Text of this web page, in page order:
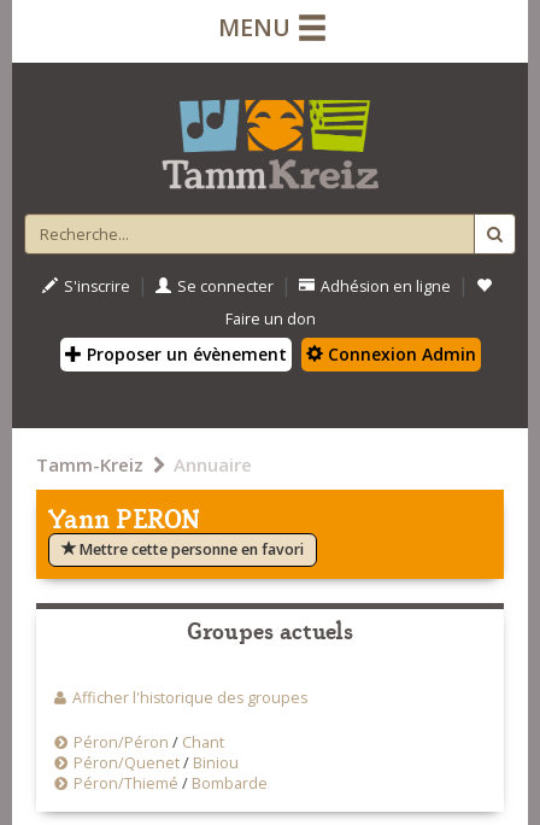
MENU
S'inscrire | Se connecter | Adhésion en ligne |
Faire un don
Proposer un évènement Connexion Admin
Tamm-Kreiz Annuaire
Yann PERON
Mettre cette personne en favori
Groupes actuels
Afficher l'historique des groupes
Péron/Péron / Chant
Péron/Quenet/ Biniou
Péron/Thiemé / Bombarde